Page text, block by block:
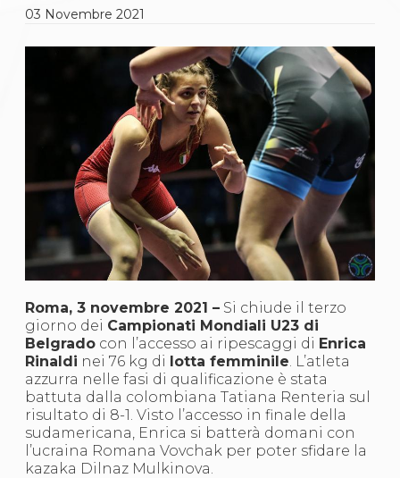
Lotta
La disciplina
News
Gare e Risultati
Attività Didattica
Albi Federali
Karate
La disciplina
Gare e Risultati
Attività Didattica
Albi Federali
Arti marziali
Ju Jitsu
Sumo
Capoeira
Grappling
BJJ
Pancrazio/Pankration
S'istrumpa
News
Calendario Attività
Difesa Personale MGA
03 Novembre2021
Roma, 3 novembre 2021 – Si chiude il terzo
giorno dei Campionati Mondiali U23 di
Belgrado con l’accesso ai ripescaggi di Enrica
Rinaldi nei 76 kg di lotta femminile . L’atleta
azzurra nelle fasi di qualificazione è stata
battuta dalla colombiana Tatiana Renteria sul
risultato di 8-1. Visto l’accesso in finale della
sudamericana, Enrica si batterà domani con
l’ucraina Romana Vovchak per poter sfidare la
kazaka Dilnaz Mulkinova.